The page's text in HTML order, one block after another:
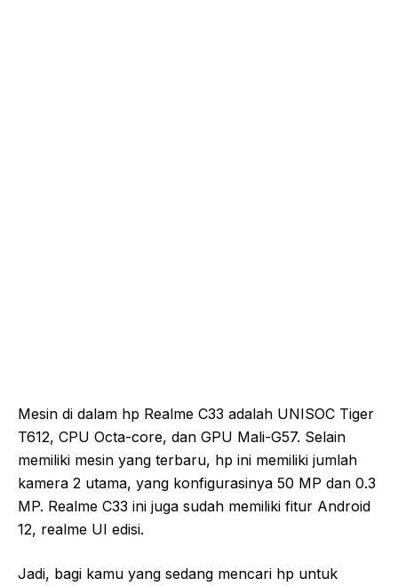
Mesin di dalam hp Realme C33 adalah UNISOC Tiger
T612, CPU Octa-core, dan GPU Mali-G57. Selain
memiliki mesin yang terbaru, hp ini memiliki jumlah
kamera 2 utama, yang konfigurasinya 50 MP dan 0.3
MP. Realme C33 ini juga sudah memiliki fitur Android
12, realme UI edisi.
Jadi, bagi kamu yang sedang mencari hp untuk